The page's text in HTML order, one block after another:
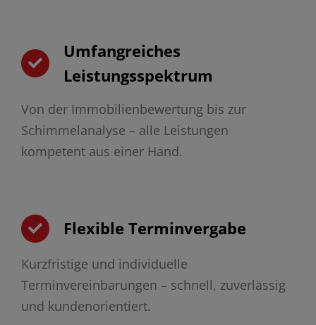
Umfangreiches
Leistungsspektrum
Von der Immobilienbewertung bis zur
Schimmelanalyse – alle Leistungen
kompetent aus einer Hand.
Flexible Terminvergabe
Kurzfristige und individuelle
Terminvereinbarungen – schnell, zuverlässig
und kundenorientiert.